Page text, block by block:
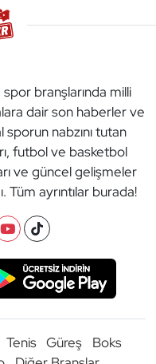
branşlarında milli
dair son haberler ve
sporun nabzını tutan
futbol ve basketbol
ve güncel gelişmeler
Tüm ayrıntılar burada!
Tenis Güreş
Boks